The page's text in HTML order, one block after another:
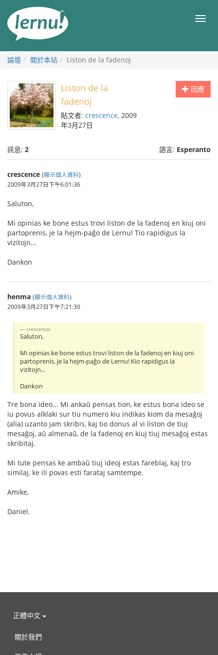
目
論壇 關於本站 Liston de la fadenoj
回應
Liston de la
fadenoj
貼文者: crescence, 2009
年3月27日
訊息: 2 語言: Esperanto
crescence (顯示個人資料)
2009年3月27日下午6:01:36
Saluton,
Mi opinias ke bone estus trovi liston de la fadenoj en kiuj oni
partoprenis, je la hejm-paĝo de Lernu! Tio rapidigus la
vizitojn...
Dankon
henma (顯示個人資料)
2009年3月27日下午7:21:30
crescence:
Saluton,
Mi opinias ke bone estus trovi liston de la fadenoj en kiuj oni
partoprenis, je la hejm-paĝo de Lernu! Kio rapidigus la
vizitojn...
Dankon
Tre bona ideo... Mi ankaŭ pensas tion, ke estus bona ideo se
iu povus alklaki sur tiu numero kiu indikas kiom da mesaĝoj
(alia) uzanto jam skribis, kaj tio donus al vi liston de tiuj
mesaĝoj, aŭ almenaŭ, de la fadenoj en kiuj tiuj mesaĝoj estas
skribitaj.
Mi tute pensas ke ambaŭ tiuj ideoj estas fareblaj, kaj tro
similaj, ke ili povas esti farataj samtempe.
Amike,
Daniel.
正體中文
關於我們